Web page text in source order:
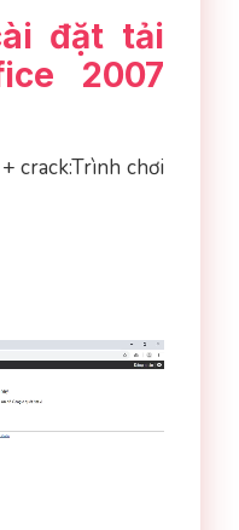
đặt tải
2007
crack:Trình chơi